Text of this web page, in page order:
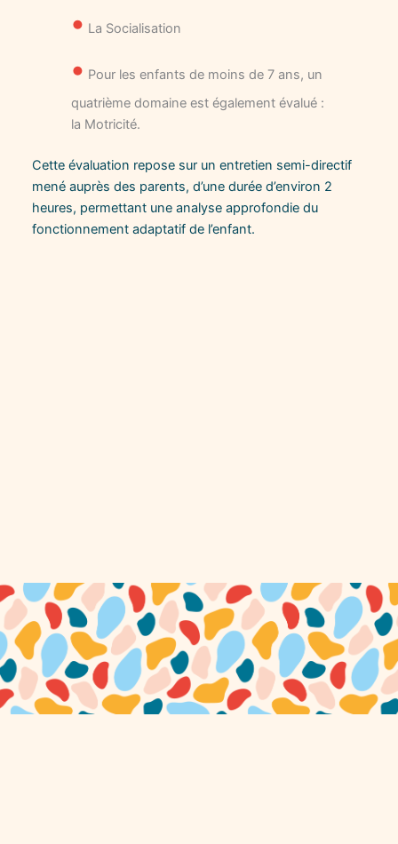
• La Socialisation
• Pour les enfants de moins de 7 ans, un
quatrième domaine est également évalué :
la Motricité.
Cette évaluation repose sur un entretien semi-directif
mené auprès des parents, d’une durée d’environ 2
heures, permettant une analyse approfondie du
fonctionnement adaptatif de l’enfant.